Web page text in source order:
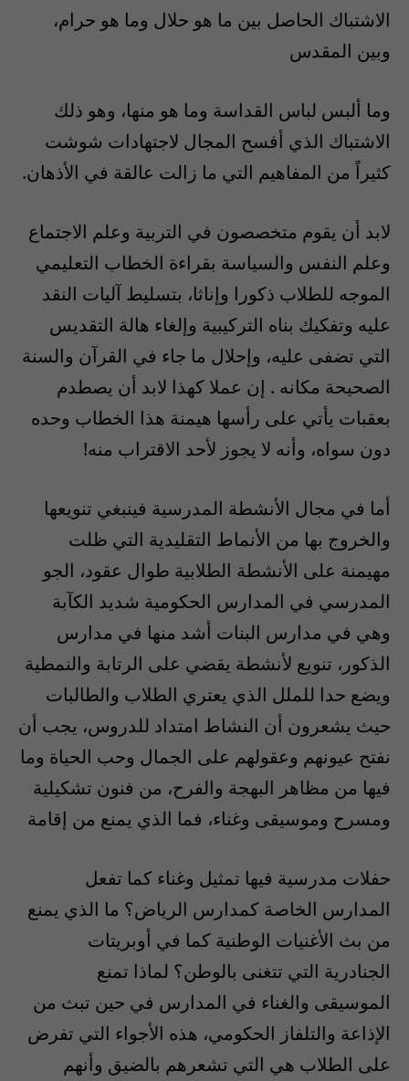
الاشتباك الحاصل بين ما هو حلال وما هو حرام،
وبين المقدس
وما ألبس لباس القداسة وما هو منها، وهو ذلك
الاشتباك الذي أفسح المجال لاجتهادات شوشت
كثيراً من المفاهيم التي ما زالت عالقة في الأذهان.
لابد أن يقوم متخصصون في التربية وعلم الاجتماع
وعلم النفس والسياسة بقراءة الخطاب التعليمي
الموجه للطلاب ذكورا وإناثا، بتسليط آليات النقد
عليه وتفكيك بناه التركيبية وإلغاء هالة التقديس
التي تضفى عليه، وإحلال ما جاء في القرآن والسنة
الصحيحة مكانه . إن عملا كهذا لابد أن يصطدم
بعقبات يأتي على رأسها هيمنة هذا الخطاب وحده
دون سواه، وأنه لا يجوز لأحد الاقتراب منه!
أما في مجال الأنشطة المدرسية فينبغي تنويعها
والخروج بها من الأنماط التقليدية التي ظلت
مهيمنة على الأنشطة الطلابية طوال عقود، الجو
المدرسي في المدارس الحكومية شديد الكآبة
وهي في مدارس البنات أشد منها في مدارس
الذكور، تنويع لأنشطة يقضي على الرتابة والنمطية
ويضع حدا للملل الذي يعتري الطلاب والطالبات
حيث يشعرون أن النشاط امتداد للدروس، يجب أن
نفتح عيونهم وعقولهم على الجمال وحب الحياة وما
فيها من مظاهر البهجة والفرح، من فنون تشكيلية
ومسرح وموسيقى وغناء، فما الذي يمنع من إقامة
حفلات مدرسية فيها تمثيل وغناء كما تفعل
المدارس الخاصة كمدارس الرياض؟ ما الذي يمنع
من بث الأغنيات الوطنية كما في أوبريتات
الجنادرية التي تتغنى بالوطن؟ لماذا تمنع
الموسيقى والغناء في المدارس في حين تبث من
الإذاعة والتلفاز الحكومي، هذه الأجواء التي تفرض
على الطلاب هي التي تشعرهم بالضيق وأنهم